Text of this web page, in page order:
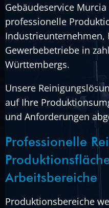
Gebäudeservice
professionelle
Industrieunternehmen,
Gewerbebetriebe in
Württembergs.
Unsere
auf Ihre
und Anforderungen
Professionelle
Arbeitsbereiche
Produktionsbereiche